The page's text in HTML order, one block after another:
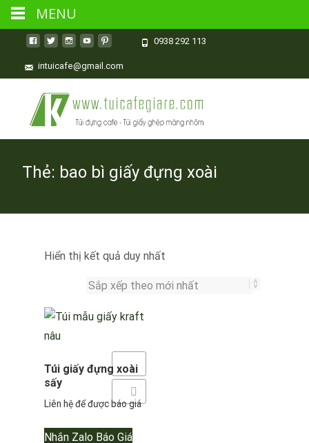
0938 292 113
intuicafe@gmail.com
Thẻ: bao bì giấy đựng xoài
Hiển thị kết quả duy nhất
Túi giấy đựng xoài
sấy
Liên hệ để được báo giá
Nhắn Zalo Báo Giá
Yêu thích
MENU